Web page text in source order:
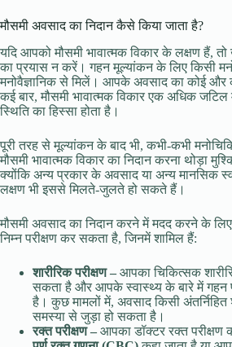
मौसमी अवसाद का निदान कैसे किया जाता है?
यदि आपको मौसमी भावात्मक विकार के लक्षण हैं,
का प्रयास न करें। गहन मूल्यांकन के लिए किसी
मनोवैज्ञानिक से मिलें। आपके अवसाद का कोई और
कई बार, मौसमी भावात्मक विकार एक अधिक जटिल
स्थिति का हिस्सा होता है।
पूरी तरह से मूल्यांकन के बाद भी, कभी-कभी
मौसमी भावात्मक विकार का निदान करना थोड़ा
क्योंकि अन्य प्रकार के अवसाद या अन्य मानसिक
लक्षण भी इससे मिलते-जुलते हो सकते हैं।
मौसमी अवसाद का निदान करने में मदद करने के
निम्न परीक्षण कर सकता है, जिनमें शामिल हैं:
शारीरिक परीक्षण – आपका चिकित्सक
सकता है और आपके स्वास्थ्य के बारे में गहन
है। कुछ मामलों में, अवसाद किसी अंतर्निहित
समस्या से जुड़ा हो सकता है।
रक्त परीक्षण – आपका डॉक्टर रक्त